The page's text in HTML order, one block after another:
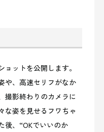
ットを公開します。
や、高速セリフがなか
撮影終わりのカメラに
な姿を見せるフワちゃ
後、“OKでいいのか